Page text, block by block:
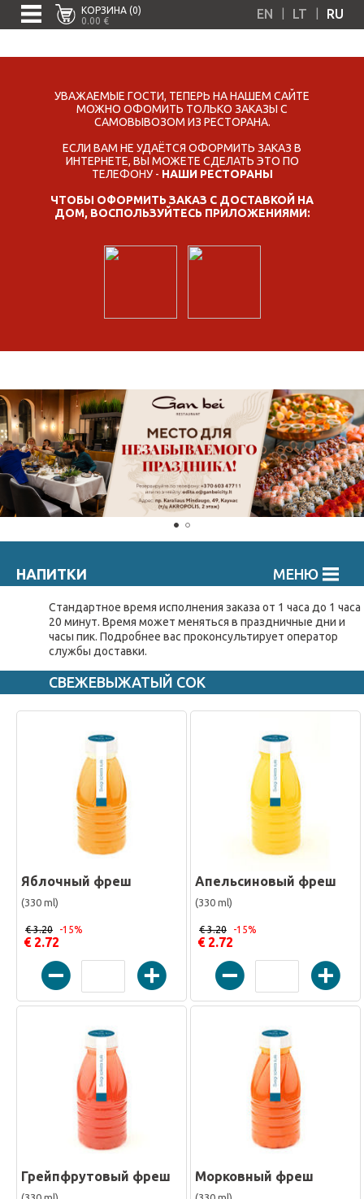
КОРЗИНА (0)
0.00 €
EN LT RU
УВАЖАЕМЫЕ ГОСТИ, ТЕПЕРЬ НА НАШЕМ САЙТЕ
МОЖНО ОФОМИТЬ ТОЛЬКО ЗАКАЗЫ С
САМОВЫВОЗОМ ИЗ РЕСТОРАНА.
ЕСЛИ ВАМ НЕ УДАЁТСЯ ОФОРМИТЬ ЗАКАЗ В
ИНТЕРНЕТЕ, ВЫ МОЖЕТЕ СДЕЛАТЬ ЭТО ПО
ТЕЛЕФОНУ - НАШИ РЕСТОРАНЫ
ЧТОБЫ ОФОРМИТЬ ЗАКАЗ С ДОСТАВКОЙ НА
ДОМ, ВОСПОЛЬЗУЙТЕСЬ ПРИЛОЖЕНИЯМИ:
МЕНЮ
НАПИТКИ
Стандартное время исполнения заказа от 1 часа до 1 часа
20 минут. Время может меняться в праздничные дни и
часы пик. Подробнee вас проконсультирует оператор
службы доставки.
СВЕЖЕВЫЖАТЫЙ СОК
Яблочный фреш
(330 ml)
€ 2.72
€ 3.20 -15%
Апельсиновый фреш
(330 ml)
€ 2.72
€ 3.20 -15%
Грейпфрутовый фреш Морковный фреш